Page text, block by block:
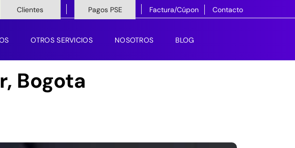
Clientes Pagos PSE Factura/Cúpon Contacto
OTROS SERVICIOS NOSOTROS BLOG
Bogota